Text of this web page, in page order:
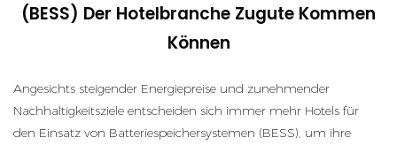
(BESS) Der Hotelbranche Zugute Kommen
Können
Angesichts steigender Energiepreise und zunehmender
Nachhaltigkeitsziele entscheiden sich immer mehr Hotels für
den Einsatz von Batteriespeichersystemen (BESS), um ihre